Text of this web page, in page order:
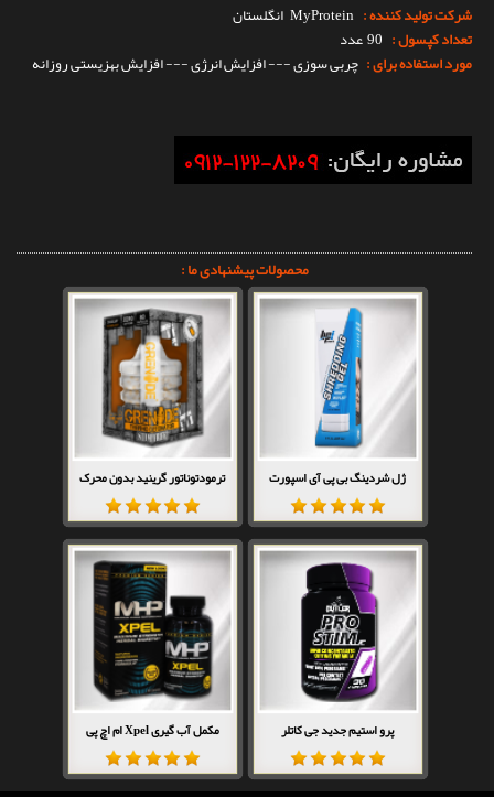
شرکت تولید کننده : MyProtein انگلستان
تعداد کپسول : 90 عدد
مورد استفاده برای : چربی سوزی --- افزایش انرژی --- افزایش بهزیستی روزانه
محصولات پیشنهادی ما :
ژل شردینگ بی پی آی اسپورت ترمودتوناتور گرینید بدون محرک
پرو استیم جدید جی کاتلر مکمل آب گیری Xpel ام اچ پی